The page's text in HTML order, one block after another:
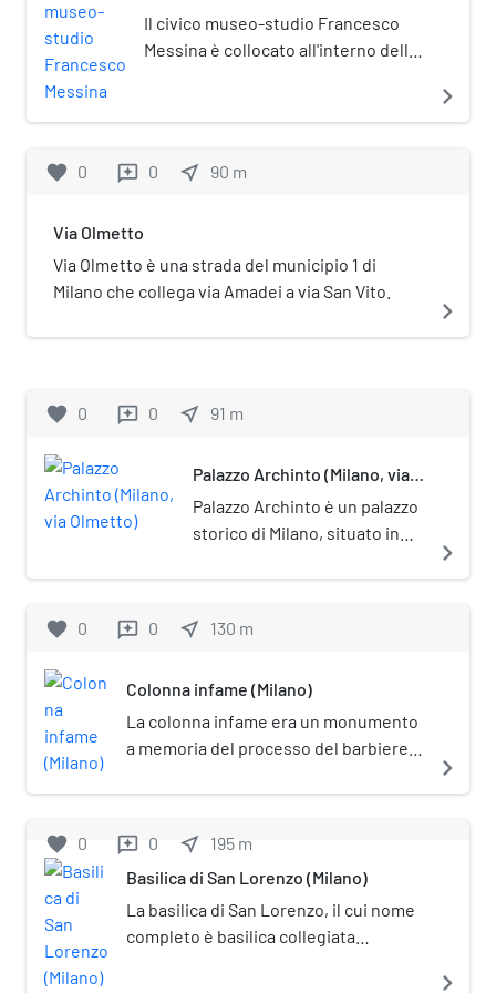
Il civico museo-studio Francesco
Messina è collocato all'interno della
cuore dell'antica zona romana di
navigate_next
favorite 0 reviews 0 near_me 90 m
Via Olmetto
Via Olmetto è una strada del municipio 1 di
Milano che collega via Amadei a via San Vito.
navigate_next
favorite 0 reviews 0 near_me 91 m
Palazzo Archinto (Milano, via
Palazzo Archinto è un palazzo
storico di Milano, situato in
navigate_next
favorite 0 reviews 0 near_me 130 m
Colonna infame (Milano)
La colonna infame era un monumento
a memoria del processo del barbiere
milanese Guglielmo Piazza posto
Giacomo Mora e corso di Porta
Ticinese a Milano. Eretta nel 1630 dal
governo milanese durante la
dominazione spagnola e demolita nel
navigate_next
favorite 0 reviews 0 near_me 195 m
Basilica di San Lorenzo (Milano)
La basilica di San Lorenzo, il cui nome
completo è basilica collegiata
navigate_next